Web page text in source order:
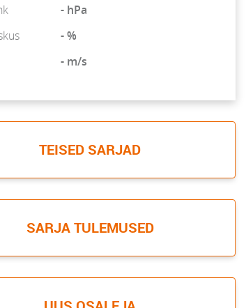
- hPa
- %
- m/s
TEISED SARJAD
SARJA TULEMUSED